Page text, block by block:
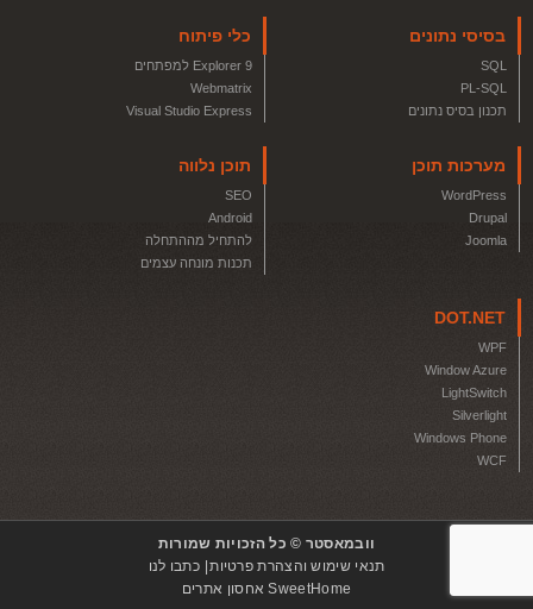
בסיסי נתונים
SQL
PL-SQL
תכנון בסיס נתונים
כלי פיתוח
Explorer 9 למפתחים
Webmatrix
Visual Studio Express
מערכות תוכן
WordPress
Drupal
Joomla
תוכן נלווה
SEO
Android
להתחיל מההתחלה
תכנות מונחה עצמים
DOT.NET
WPF
Window Azure
LightSwitch
Silverlight
Windows Phone
WCF
וובמאסטר © כל הזכויות שמורות
תנאי שימוש והצהרת פרטיות כתבו לנו
SweetHome אחסון אתרים